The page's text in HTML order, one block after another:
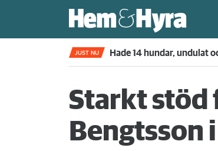
JUST NU Kompisdealen blev
Starkt stöd
Bengtsson